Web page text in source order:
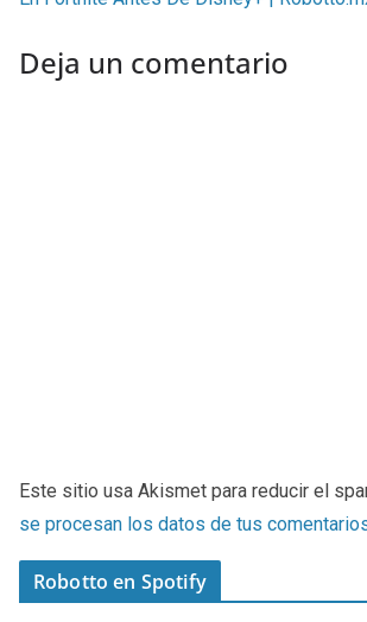
Deja un comentario
Este sitio usa Akismet para reducir el
se procesan los datos de tus
Robotto en Spotify